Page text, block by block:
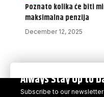
Poznato kolika će biti
maksimalna penzija
December 12, 2025
Always Stay Up to
Subscribe to our